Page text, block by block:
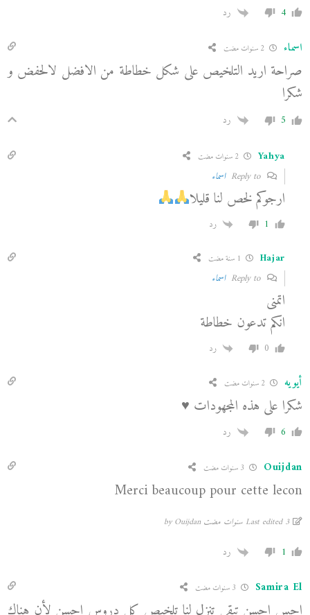
4 رد
اسماء
صراحة اريد التلخيص على شكل خطاطة من الافضل لالحفض و
شكرا
5 رد
Yahya
Reply to اسماء
ارجوكم لخص لنا قليلا
1 رد
Hajar
Reply to اسماء
اتمنى
انكم تدعون خطاطة
0 رد
أيويه
شكرا على هذه المجهودات ♥️
6 رد
Ouijdan
Merci beaucoup pour cette lecon
Last edited 3 سنوات مضت by Ouijdan
1 رد
Samira El